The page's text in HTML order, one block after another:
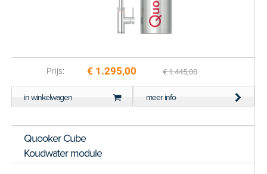
Prijs: € 1.295,00 € 1.445,00
in winkelwagen meer info
Quooker Cube
Koudwater module